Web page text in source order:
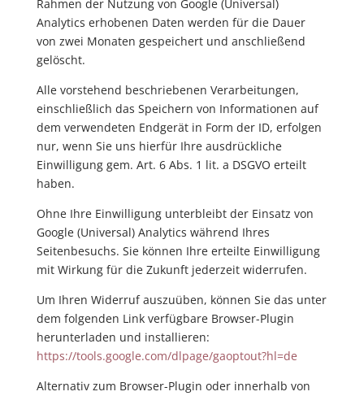
Rahmen der Nutzung von Google (Universal)
Analytics erhobenen Daten werden für die Dauer
von zwei Monaten gespeichert und anschließend
gelöscht.
Alle vorstehend beschriebenen Verarbeitungen,
einschließlich das Speichern von Informationen auf
dem verwendeten Endgerät in Form der ID, erfolgen
nur, wenn Sie uns hierfür Ihre ausdrückliche
Einwilligung gem. Art. 6 Abs. 1 lit. a DSGVO erteilt
haben.
Ohne Ihre Einwilligung unterbleibt der Einsatz von
Google (Universal) Analytics während Ihres
Seitenbesuchs. Sie können Ihre erteilte Einwilligung
mit Wirkung für die Zukunft jederzeit widerrufen.
Um Ihren Widerruf auszuüben, können Sie das unter
dem folgenden Link verfügbare Browser-Plugin
herunterladen und installieren:
https://tools.google.com/dlpage/gaoptout?hl=de
Alternativ zum Browser-Plugin oder innerhalb von